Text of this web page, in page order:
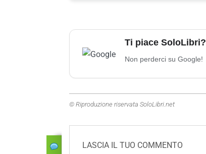
Ti piace SoloLibri?
Non perderci su Google!
© Riproduzione riservata SoloLibri.net
LASCIA IL TUO COMMENTO